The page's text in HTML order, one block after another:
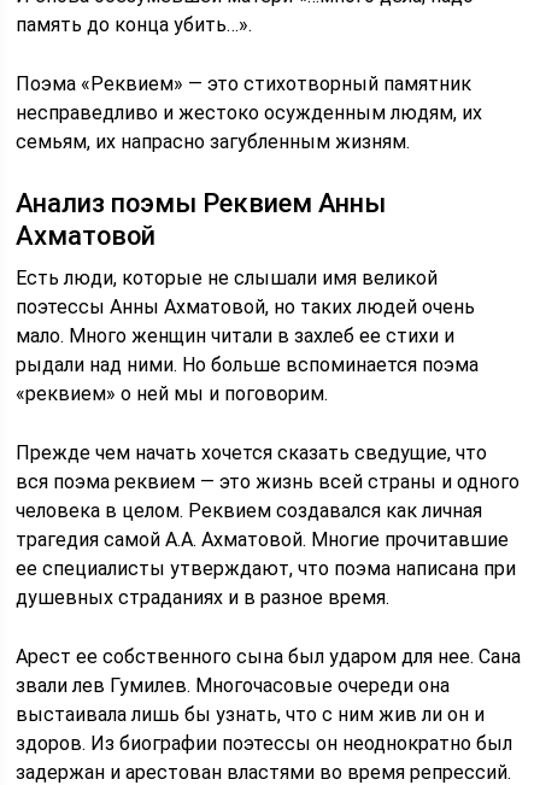
память до конца убить…».
Поэма «Реквием» — это стихотворный памятник
несправедливо и жестоко осужденным людям, их
семьям, их напрасно загубленным жизням.
Анализ поэмы Реквием Анны
Ахматовой
Есть люди, которые не слышали имя великой
поэтессы Анны Ахматовой, но таких людей очень
мало. Много женщин читали в захлеб ее стихи и
рыдали над ними. Но больше вспоминается поэма
«реквием» о ней мы и поговорим.
Прежде чем начать хочется сказать сведущие, что
вся поэма реквием — это жизнь всей страны и одного
человека в целом. Реквием создавался как личная
трагедия самой А.А. Ахматовой. Многие прочитавшие
ее специалисты утверждают, что поэма написана при
душевных страданиях и в разное время.
Арест ее собственного сына был ударом для нее. Сана
звали лев Гумилев. Многочасовые очереди она
выстаивала лишь бы узнать, что с ним жив ли он и
здоров. Из биографии поэтессы он неоднократно был
задержан и арестован властями во время репрессий.